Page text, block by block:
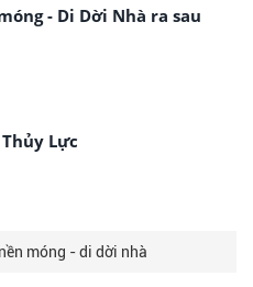
- Di Dời Nhà ra sau
Lực
móng - di dời nhà